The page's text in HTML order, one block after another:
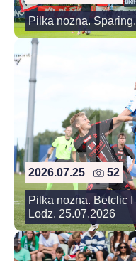
Pilka nozna.
2026.07.25 52
Pilka nozna. Betclic
Lodz. 25.07.2026